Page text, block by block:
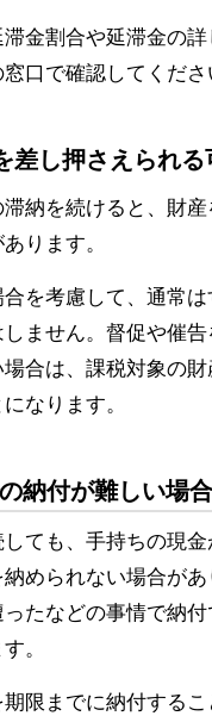
金割合や延滞金の
口で確認してくださ
差し押さえられる
納を続けると、財産
ります。
を考慮して、通常
しません。督促や催
場合は、課税対象の財
なります。
納付が難しい場
ても、手持ちの現
められない場合があ
たなどの事情で納付
。
期限までに納付する